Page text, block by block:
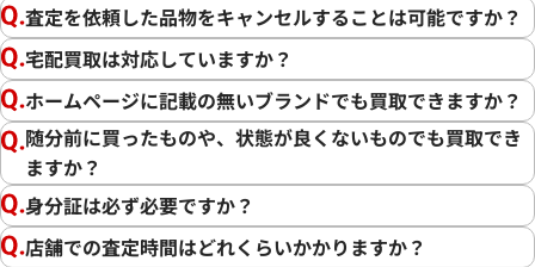
この度は「おたからや」をご利用いただき誠にありがとうご
ざいました。また、お客様の貴重なブランド品をご満足いた
だけた形でご売却いただけましたこと、大変嬉しく思います。
査定を依頼した品物をキャンセルすることは可能ですか？
宅配買取は対応していますか？
ホームページに記載の無いブランドでも買取できますか？
随分前に買ったものや、状態が良くないものでも買取でき
ますか？
身分証は必ず必要ですか？
店舗での査定時間はどれくらいかかりますか？